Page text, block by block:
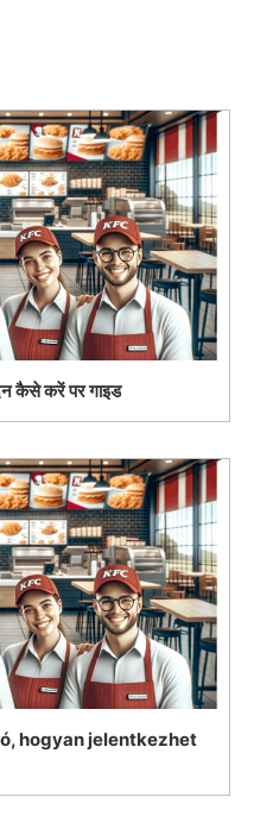
कैसे करें पर गाइड
hogyan jelentkezhet